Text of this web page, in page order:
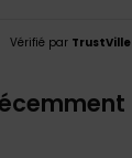
Vérifié par TrustVille